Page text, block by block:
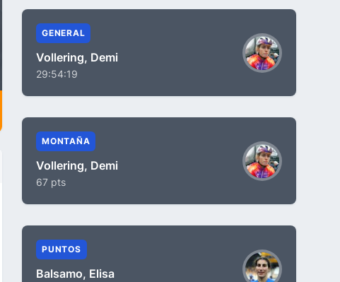
GENERAL
Vollering, Demi
29:54:19
MONTAÑA
Vollering, Demi
67 pts
PUNTOS
Balsamo, Elisa